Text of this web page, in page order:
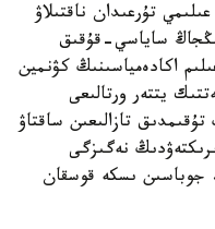
تۇرعىدان ناقتىلاۋ
شىڭجاڭ ساياسي-قۇقىق
اكادەمياسىنىڭ كۋنمين
يتتەر ورتالىعى
تازالىعىن ساقتاۋ
نەگىزگى
جوباسىن ىسكە قوسقان